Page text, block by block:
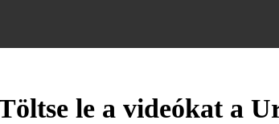
le a videókat a